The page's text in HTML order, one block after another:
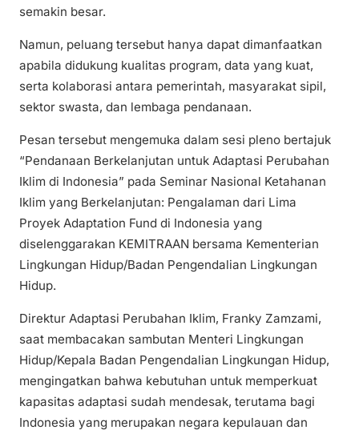
semakin besar.
Namun, peluang tersebut hanya dapat dimanfaatkan
apabila didukung kualitas program, data yang kuat,
serta kolaborasi antara pemerintah, masyarakat sipil,
sektor swasta, dan lembaga pendanaan.
Pesan tersebut mengemuka dalam sesi pleno bertajuk
“Pendanaan Berkelanjutan untuk Adaptasi Perubahan
Iklim di Indonesia” pada Seminar Nasional Ketahanan
Iklim yang Berkelanjutan: Pengalaman dari Lima
Proyek Adaptation Fund di Indonesia yang
diselenggarakan KEMITRAAN bersama Kementerian
Lingkungan Hidup/Badan Pengendalian Lingkungan
Hidup.
Direktur Adaptasi Perubahan Iklim, Franky Zamzami,
saat membacakan sambutan Menteri Lingkungan
Hidup/Kepala Badan Pengendalian Lingkungan Hidup,
mengingatkan bahwa kebutuhan untuk memperkuat
kapasitas adaptasi sudah mendesak, terutama bagi
Indonesia yang merupakan negara kepulauan dan